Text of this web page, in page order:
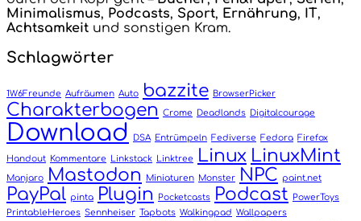
Minimalismus, Podcasts, Sport, Ernährung, IT,
Achtsamkeit und sonstigen Kram.
Schlagwörter
1W6Freunde Aufräumen Auto bazzite BrowserPicker
Charakterbogen Crome Deadlands Digitalcourage
Download DSA Entrümpeln Fediverse Fedora Firefox
Handout Kommentare Linkstack Linktree Linux LinuxMint
Manjaro Mastodon Miniaturen Monster NPC paint.net
PayPal pinta Plugin Pocketcasts Podcast
PowerToys
PrintableHeroes Sennheiser Tapbots Walkingpad Wallpapers